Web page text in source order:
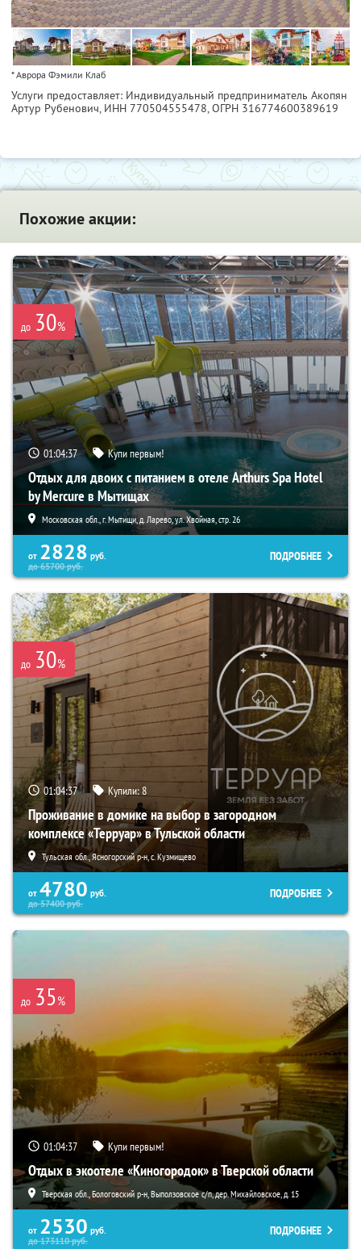
* Аврора Фэмили Клаб
Услуги предоставляет: Индивидуальный предприниматель Акопян
Артур Рубенович, ИНН 770504555478, ОГРН 316774600389619
Похожие акции:
до 30%
01:04:35 Купи первым!
Отдых для двоих с питанием в отеле Arthurs Spa Hotel
by Mercure в Мытищах
Московская обл., г. Мытищи, д. Ларево, ул. Хвойная, стр. 26
от 2828 руб.
до65700руб.
ПОДРОБНЕЕ
до 30%
01:04:35 Купили:8
Проживание в домике на выбор в загородном
комплексе «Терруар» в Тульской области
Тульская обл., Ясногорский р-н, с. Кузмищево
от 4780 руб.
до57400руб.
ПОДРОБНЕЕ
до 35%
01:04:35 Купи первым!
Отдых в экоотеле «Киногородок» в Тверской области
Тверская обл., Бологовский р-н, Выползовское с/п, дер. Михайловское, д. 15
от 2530 руб.
до173110руб.
ПОДРОБНЕЕ